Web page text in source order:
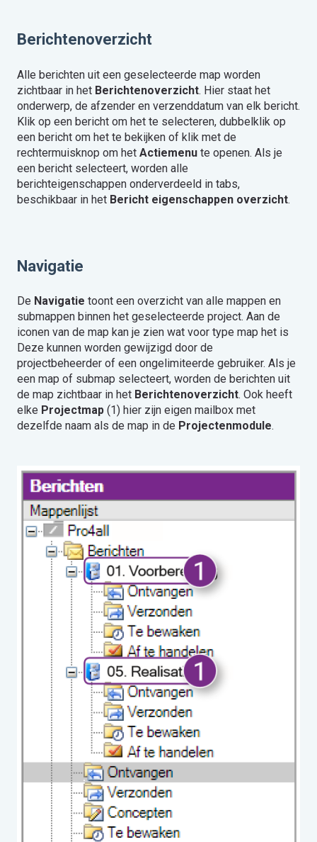
Berichtenoverzicht
Alle berichten uit een geselecteerde map worden
zichtbaar in het Berichtenoverzicht. Hier staat het
onderwerp, de afzender en verzenddatum van elk bericht.
Klik op een bericht om het te selecteren, dubbelklik op
een bericht om het te bekijken of klik met de
rechtermuisknop om het Actiemenu te openen. Als je
een bericht selecteert, worden alle
berichteigenschappen onderverdeeld in tabs,
beschikbaar in het Bericht eigenschappen overzicht.
Navigatie
De Navigatie toont een overzicht van alle mappen en
submappen binnen het geselecteerde project. Aan de
iconen van de map kan je zien wat voor type map het is
Deze kunnen worden gewijzigd door de
projectbeheerder of een ongelimiteerde gebruiker. Als je
een map of submap selecteert, worden de berichten uit
de map zichtbaar in het Berichtenoverzicht. Ook heeft
elke Projectmap (1) hier zijn eigen mailbox met
dezelfde naam als de map in de Projectenmodule.